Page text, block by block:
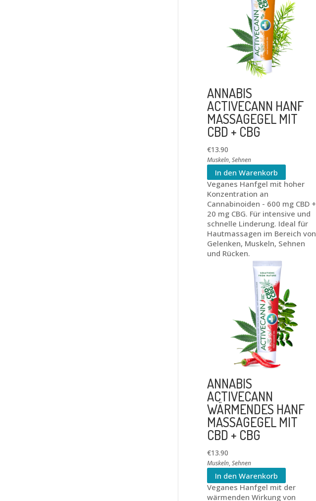
ANNABIS
ACTIVECANN HANF
MASSAGEGEL MIT
CBD + CBG
€13.90
Muskeln,Sehnen
In den Warenkorb
Veganes Hanfgel mit hoher
Konzentration an
Cannabinoiden - 600 mg CBD +
20 mg CBG. Für intensive und
schnelle Linderung. Ideal für
Hautmassagen im Bereich von
Gelenken, Muskeln, Sehnen
und Rücken.
ANNABIS
ACTIVECANN
WÄRMENDES HANF
MASSAGEGEL MIT
CBD + CBG
€13.90
Muskeln,Sehnen
In den Warenkorb
Veganes Hanfgel mit der
wärmenden Wirkung von